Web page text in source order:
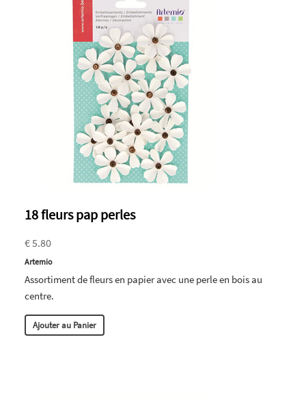
18 fleurs pap perles
€ 5.80
Artemio
Assortiment de fleurs en papier avec une perle en bois au
centre.
Ajouter au Panier